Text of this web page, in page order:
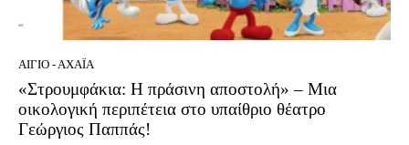
ΑΊΓΙΟ - ΑΧΑΪ́Α
«Στρουμφάκια: Η πράσινη αποστολή» – Μια
οικολογική περιπέτεια στο υπαίθριο θέατρο
Γεώργιος Παππάς!